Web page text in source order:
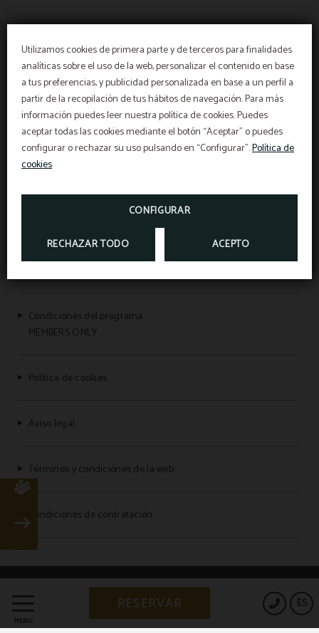
Utilizamos cookies de primera parte y de terceros para finalidades
analíticas sobre el uso de la web, personalizar el contenido en base
a tus preferencias, y publicidad personalizada en base a un perfil a
partir de la recopilación de tus hábitos de navegación. Para más
información puedes leer nuestra política de cookies. Puedes
aceptar todas las cookies mediante el botón “Aceptar” o puedes
configurar o rechazar su uso pulsando en “Configurar”.Política de
cookies
CONFIGURAR
RECHAZAR TODO ACEPTO
MENÚ
ES
RESERVAR
PALACIO DE ÚBEDA
Condiciones del programa
MEMBERS ONLY
Política de cookies
Aviso legal
Términos y condiciones de la web
Condiciones de contratación
Powered by Keytel
Compra segura
MEMBERS ONLY
Disfruta de ventajas adicionales por ser Miembro
VER MÁS